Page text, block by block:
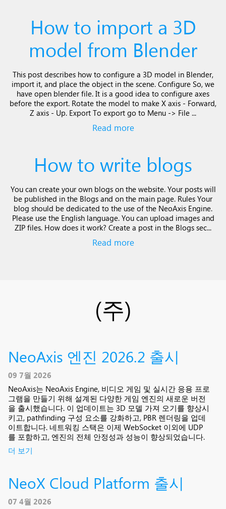
How to import a 3D
model from Blender
This post describes how to configure a 3D model in Blender,
import it, and place the object in the scene. Configure So, we
have open blender file. It is a good idea to configure axes
before the export. Rotate the model to make X axis - Forward,
Z axis - Up. Export To export go to Menu -> File ...
Read more
How to write blogs
You can create your own blogs on the website. Your posts will
be published in the Blogs and on the main page. Rules Your
blog should be dedicated to the use of the NeoAxis Engine.
Please use the English language. You can upload images and
ZIP files. How does it work? Create a post in the Blogs sec...
Read more
(주)
NeoAxis 엔진 2026.2 출시
09 7월 2026
NeoAxis는 NeoAxis Engine, 비디오 게임 및 실시간 응용 프로
그램을 만들기 위해 설계된 다양한 게임 엔진의 새로운 버전
을 출시했습니다. 이 업데이트는 3D 모델 가져 오기를 향상시
키고, pathfinding 구성 요소를 강화하고, PBR 렌더링을 업데
이트합니다. 네트워킹 스택은 이제 WebSocket 이외에 UDP
를 포함하고, 엔진의 전체 안정성과 성능이 향상되었습니다.
더 보기
NeoX Cloud Platform 출시
07 4월 2026